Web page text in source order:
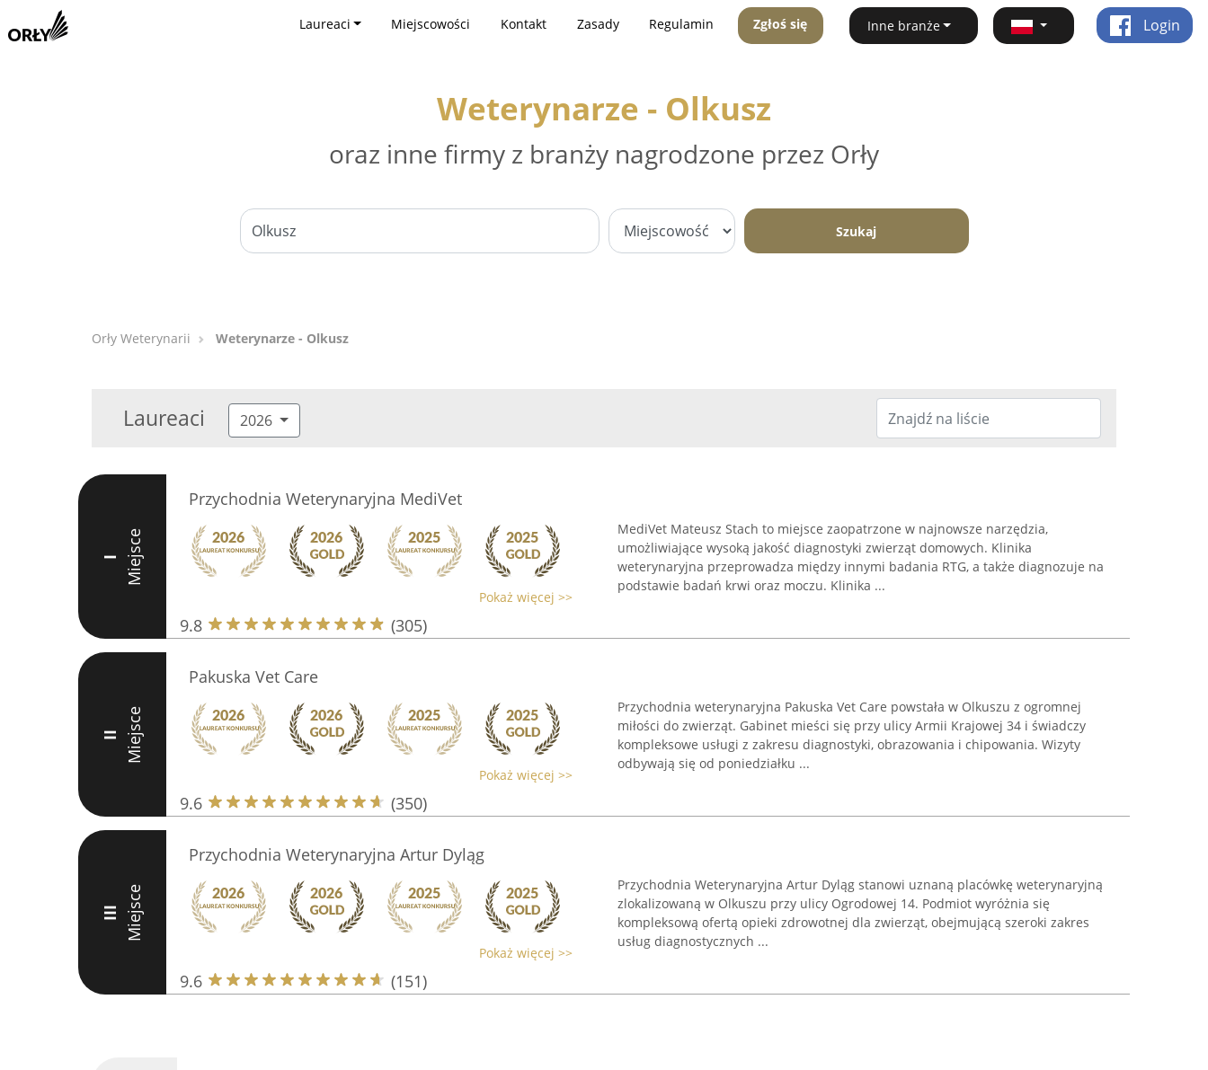
Laureaci Miejscowości Kontakt Zasady Regulamin Zgłoś się Inne branże Login
Weterynarze - Olkusz
oraz inne firmy z branży nagrodzone przez Orły
Szukaj
Orły Weterynarii Weterynarze - Olkusz
Laureaci 2026
I Miejsce
Przychodnia Weterynaryjna MediVet
Pokaż więcej >>
9.8 (305)
MediVet Mateusz Stach to miejsce zaopatrzone w najnowsze narzędzia,
umożliwiające wysoką jakość diagnostyki zwierząt domowych. Klinika
weterynaryjna przeprowadza między innymi badania RTG, a także diagnozuje na
podstawie badań krwi oraz moczu. Klinika ...
II Miejsce
Pakuska Vet Care
Pokaż więcej >>
9.6 (350)
Przychodnia weterynaryjna Pakuska Vet Care powstała w Olkuszu z ogromnej
miłości do zwierząt. Gabinet mieści się przy ulicy Armii Krajowej 34 i świadczy
kompleksowe usługi z zakresu diagnostyki, obrazowania i chipowania. Wizyty
odbywają się od poniedziałku ...
III Miejsce
Przychodnia Weterynaryjna Artur Dyląg
Pokaż więcej >>
9.6 (151)
Przychodnia Weterynaryjna Artur Dyląg stanowi uznaną placówkę weterynaryjną
zlokalizowaną w Olkuszu przy ulicy Ogrodowej 14. Podmiot wyróżnia się
kompleksową ofertą opieki zdrowotnej dla zwierząt, obejmującą szeroki zakres
usług diagnostycznych ...